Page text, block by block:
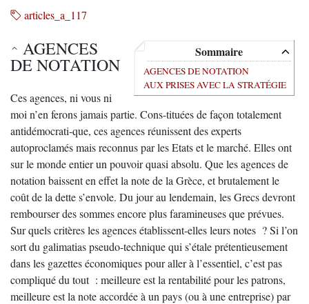
articles_a_117
Sommaire
AGENCES DE NOTATION
AUX PRISES AVEC LA STRATÉGIE
AGENCES
DE NOTATION
Ces agences, ni vous ni
moi n’en ferons jamais partie. Cons-tituées de façon totalement
antidémocrati-que, ces agences réunissent des experts
autoproclamés mais reconnus par les Etats et le marché. Elles ont
sur le monde entier un pouvoir quasi absolu. Que les agences de
notation baissent en effet la note de la Grèce, et brutalement le
coût de la dette s’envole. Du jour au lendemain, les Grecs devront
rembourser des sommes encore plus faramineuses que prévues.
Sur quels critères les agences établissent-elles leurs notes ? Si l’on
sort du galimatias pseudo-technique qui s’étale prétentieusement
dans les gazettes économiques pour aller à l’essentiel, c’est pas
compliqué du tout : meilleure est la rentabilité pour les patrons,
meilleure est la note accordée à un pays (ou à une entreprise) par